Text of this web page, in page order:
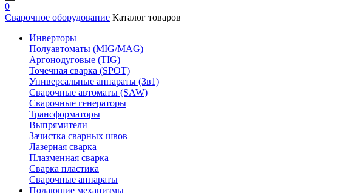
0
Сварочное оборудование Каталог товаров
Инверторы
Полуавтоматы (MIG/MAG)
Аргонодуговые (TIG)
Точечная сварка (SPOT)
Универсальные аппараты (3в1)
Сварочные автоматы (SAW)
Сварочные генераторы
Трансформаторы
Выпрямители
Зачистка сварных швов
Лазерная сварка
Плазменная сварка
Сварка пластика
Сварочные аппараты
Подающие механизмы